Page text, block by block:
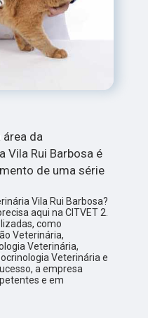
da
Vila Rui Barbosa é
de uma série
Vila Rui Barbosa?
aqui na CITVET 2.
como
Veterinária,
Veterinária,
Veterinária e
a empresa
e em